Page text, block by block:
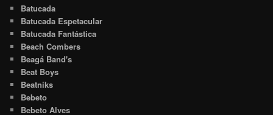
Batucada
Batucada Espetacular
Batucada Fantástica
Beach Combers
Beagá Band's
Beat Boys
Beatniks
Bebeto
Bebeto Alves